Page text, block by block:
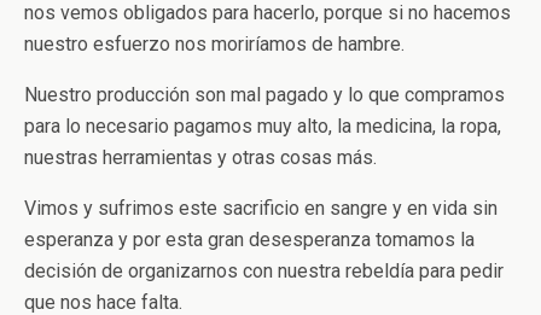
nos vemos obligados para hacerlo, porque si no hacemos
nuestro esfuerzo nos moriríamos de hambre.
Nuestro producción son mal pagado y lo que compramos
para lo necesario pagamos muy alto, la medicina, la ropa,
nuestras herramientas y otras cosas más.
Vimos y sufrimos este sacrificio en sangre y en vida sin
esperanza y por esta gran desesperanza tomamos la
decisión de organizarnos con nuestra rebeldía para pedir
que nos hace falta.